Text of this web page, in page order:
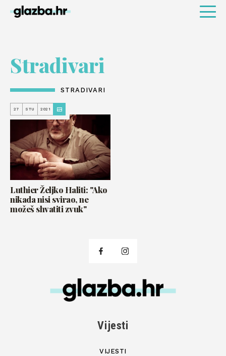
Stradivari
STRADIVARI
27 STU 2021
Luthier Željko Haliti: "Ako
nikada nisi svirao, ne
možeš shvatiti zvuk"
Vijesti
VIJESTI